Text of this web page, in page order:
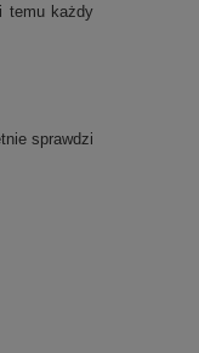
temu każdy
sprawdzi